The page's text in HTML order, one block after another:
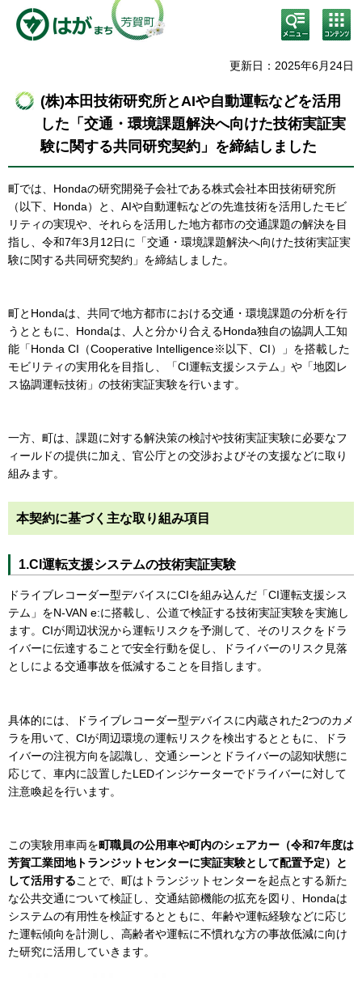
検
索・
メニ
コン
テン
ニュ
更新日：2025年6月24日
(株)本田技術研究所とAIや自動運転などを活用
した「交通・環境課題解決へ向けた技術実証実
験に関する共同研究契約」を締結しました
町では、Hondaの研究開発子会社である株式会社本田技術研究所
（以下、Honda）と、AIや自動運転などの先進技術を活用したモビ
リティの実現や、それらを活用した地方都市の交通課題の解決を目
指し、令和7年3月12日に「交通・環境課題解決へ向けた技術実証実
験に関する共同研究契約」を締結しました。
町とHondaは、共同で地方都市における交通・環境課題の分析を行
うとともに、Hondaは、人と分かり合えるHonda独自の協調人工知
能「Honda CI（Cooperative Intelligence※以下、CI）」を搭載した
モビリティの実用化を目指し、「CI運転支援システム」や「地図レ
ス協調運転技術」の技術実証実験を行います。
一方、町は、課題に対する解決策の検討や技術実証実験に必要なフ
ィールドの提供に加え、官公庁との交渉およびその支援などに取り
組みます。
本契約に基づく主な取り組み項目
1.CI運転支援システムの技術実証実験
ドライブレコーダー型デバイスにCIを組み込んだ「CI運転支援シス
テム」をN-VAN e:に搭載し、公道で検証する技術実証実験を実施し
ます。CIが周辺状況から運転リスクを予測して、そのリスクをドラ
イバーに伝達することで安全行動を促し、ドライバーのリスク見落
としによる交通事故を低減することを目指します。
具体的には、ドライブレコーダー型デバイスに内蔵された2つのカメ
ラを用いて、CIが周辺環境の運転リスクを検出するとともに、ドラ
イバーの注視方向を認識し、交通シーンとドライバーの認知状態に
応じて、車内に設置したLEDインジケーターでドライバーに対して
注意喚起を行います。
この実験用車両を町職員の公用車や町内のシェアカー（令和7年度は
芳賀工業団地トランジットセンターに実証実験として配置予定）と
して活用することで、町はトランジットセンターを起点とする新た
な公共交通について検証し、交通結節機能の拡充を図り、Hondaは
システムの有用性を検証するとともに、年齢や運転経験などに応じ
た運転傾向を計測し、高齢者や運転に不慣れな方の事故低減に向け
た研究に活用していきます。